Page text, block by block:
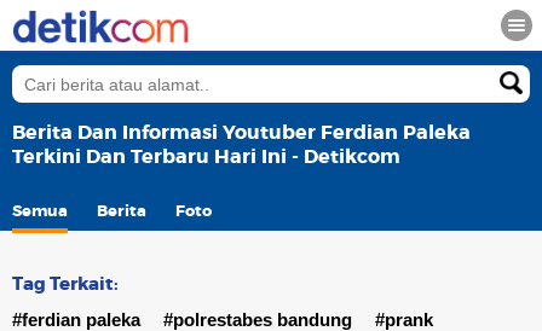
Berita Dan Informasi Youtuber Ferdian Paleka
Terkini Dan Terbaru Hari Ini - Detikcom
Semua Berita Foto
Tag Terkait:
#ferdian paleka #polrestabes bandung
#prank